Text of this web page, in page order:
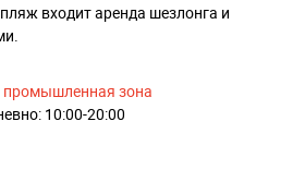
входит аренда шезлонга и
зона
10:00-20:00